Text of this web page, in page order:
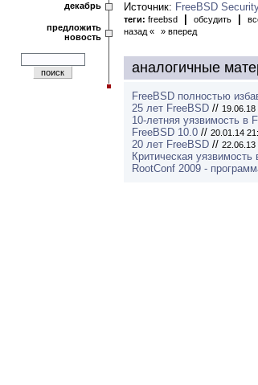
декабрь
предложить
новость
Источник: FreeBSD
теги: freebsd обсудить
назад «
» вперед
аналогичные
FreeBSD полностью
25 лет FreeBSD // 19.06.18
10-летняя уязвимость в
FreeBSD 10.0 // 20.01.14
20 лет FreeBSD // 22.06.13
Критическая
RootConf 2009 -